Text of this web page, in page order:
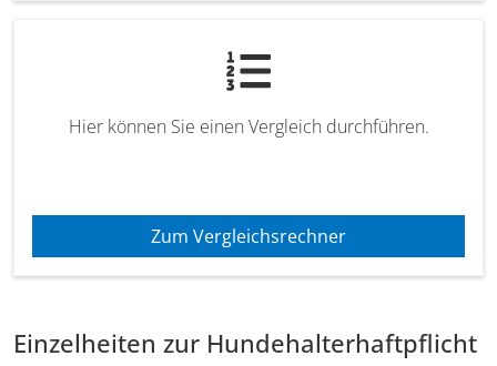
Hier können Sie einen Vergleich durchführen.
Zum Vergleichsrechner
Einzelheiten zur Hundehalterhaftpflicht